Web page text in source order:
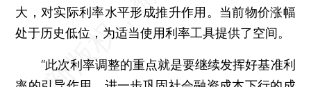
大，对实际利率水平形成推升作用。当前物价涨幅
处于历史低位，为适当使用利率工具提供了空间。
“此次利率调整的重点就是要继续发挥好基准利